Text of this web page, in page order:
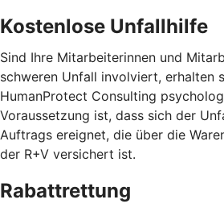
Kostenlose Unfallhilfe
Sind Ihre Mitarbeiterinnen und
schweren Unfall involviert, erhalten
HumanProtect Consulting
Voraussetzung ist, dass sich der
Auftrags ereignet, die über die
der R+V versichert ist.
Rabattrettung